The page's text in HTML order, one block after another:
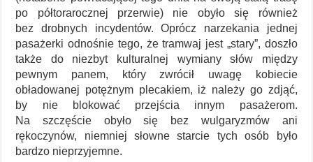
po półtorarocznej przerwie) nie obyło się również
bez drobnych incydentów. Oprócz narzekania jednej
pasażerki odnośnie tego, że tramwaj jest „stary”, doszło
także do niezbyt kulturalnej wymiany słów między
pewnym panem, który zwrócił uwagę kobiecie
obładowanej potężnym plecakiem, iż należy go zdjąć,
by nie blokować przejścia innym pasażerom.
Na szczęście obyło się bez wulgaryzmów ani
rękoczynów, niemniej słowne starcie tych osób było
bardzo nieprzyjemne.